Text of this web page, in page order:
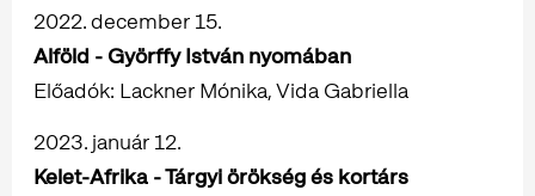
2022. december 15.
Alföld - Györffy István nyomában
Előadók: Lackner Mónika, Vida Gabriella
2023. január 12.
Kelet-Afrika - Tárgyi örökség és kortárs